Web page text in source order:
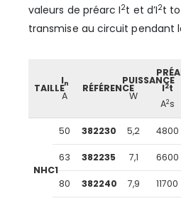
valeurs de préarc I2t et d’I2t
transmise au circuit pendant
TAILLE
In
A
RÉFÉRENCE
PUISSANCE
W
I2t
A2s
NHC1
50 382230 5,2 4800
63 382235 7,1 6600
80 382240 7,9 11700